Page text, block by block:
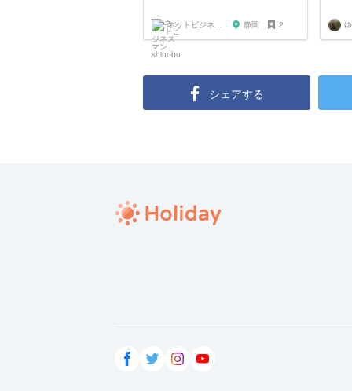
ネットビジネスマン shinobu 静岡 2
シェアする